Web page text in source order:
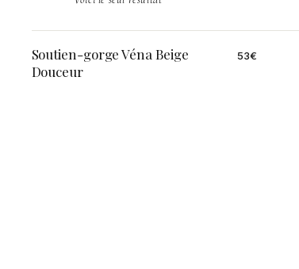
Soutien-gorge Véna Beige
Douceur
53€